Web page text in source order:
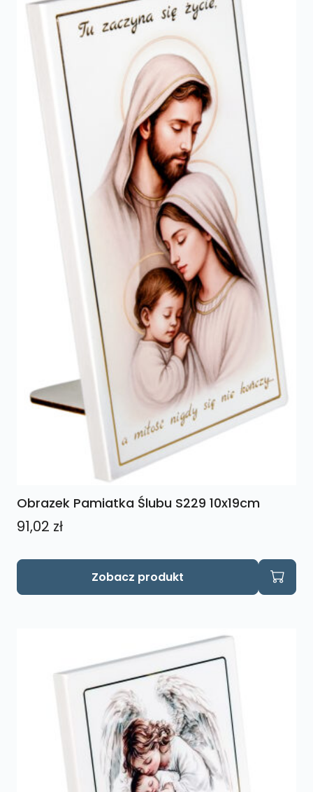
Obrazek Pamiatka Ślubu S229 10x19cm
91,02 zł
Zobacz produkt